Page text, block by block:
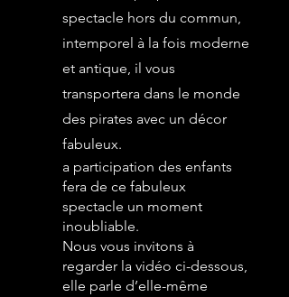
spectacle hors du commun,
intemporel à la fois moderne
et antique, il vous
transportera dans le monde
des pirates avec un décor
fabuleux.
a participation des enfants
fera de ce fabuleux
spectacle un moment
inoubliable.
Nous vous invitons à
regarder la vidéo ci-dessous,
elle parle d’elle-même